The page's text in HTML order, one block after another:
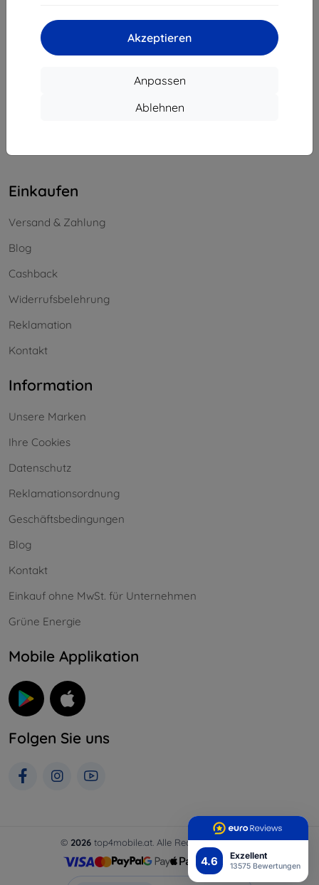
4.6 Exzellent
13575 Bewertungen
Akzeptieren
Anpassen
Ablehnen
info@top4mobile.eu
Einkaufen
Versand & Zahlung
Blog
Cashback
Widerrufsbelehrung
Reklamation
Kontakt
Information
Unsere Marken
Ihre Cookies
Datenschutz
Reklamationsordnung
Geschäftsbedingungen
Blog
Kontakt
Einkauf ohne MwSt. für Unternehmen
Grüne Energie
Mobile Applikation
Folgen Sie uns
© 2026top4mobile.at. Alle Rechte vorbehalten.